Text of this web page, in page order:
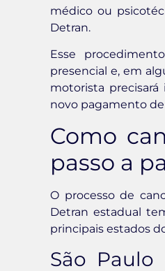
médico ou
Detran.
Esse
presencial e, em
motorista
novo pagamento de
Como
passo a
O processo de
Detran estadual
principais estados
São Paulo